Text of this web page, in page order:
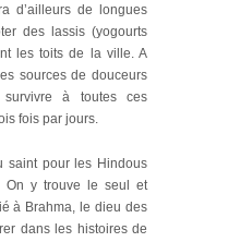
d’ailleurs de longues
des lassis (yogourts
les toits de la ville. A
sources de douceurs
à toutes ces
fois par jours.
saint pour les Hindous
On y trouve le seul et
à Brahma, le dieu des
dans les histoires de